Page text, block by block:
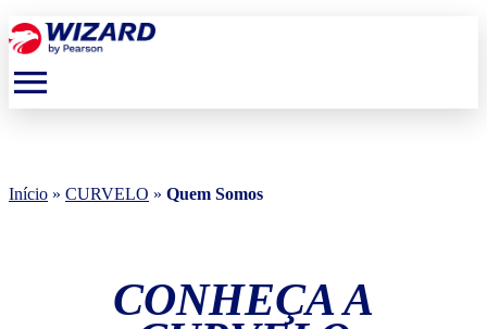
menu
Início » CURVELO » Quem Somos
CONHEÇA A